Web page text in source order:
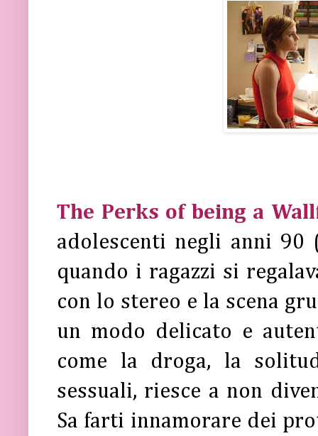
The Perks of being a
adolescenti negli anni
quando i ragazzi si
con lo stereo e la scena
un modo delicato e
come la droga, la
sessuali, riesce a non
Sa farti innamorare dei